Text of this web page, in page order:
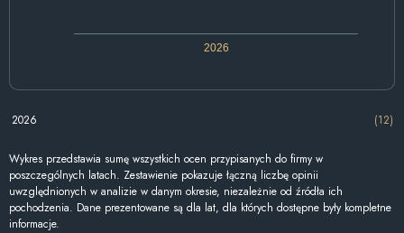
2026
2026 (12)
Wykres przedstawia sumę wszystkich ocen przypisanych do firmy w
poszczególnych latach. Zestawienie pokazuje łączną liczbę opinii
uwzględnionych w analizie w danym okresie, niezależnie od źródła ich
pochodzenia. Dane prezentowane są dla lat, dla których dostępne były kompletne
informacje.